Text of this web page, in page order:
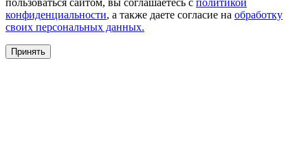
конфиденциальности, а также даете согласие на обработку
своих персональных данных.
Принять